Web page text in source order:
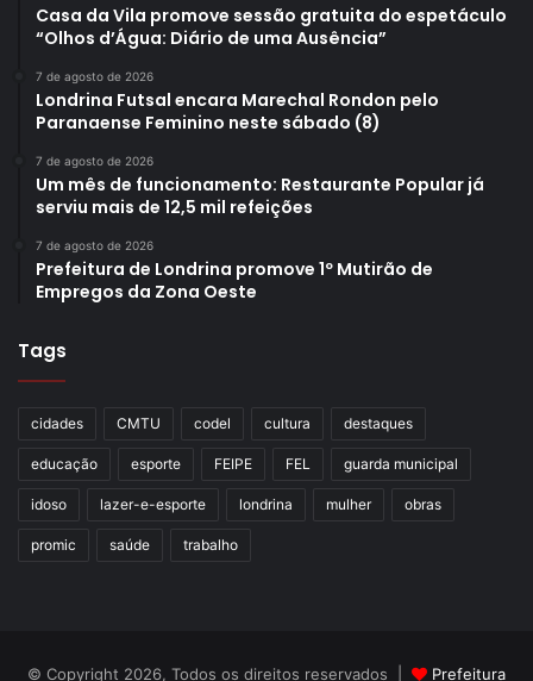
Casa da Vila promove sessão gratuita do espetáculo
“Olhos d’Água: Diário de uma Ausência”
7 de agosto de 2026
Londrina Futsal encara Marechal Rondon pelo
Paranaense Feminino neste sábado (8)
7 de agosto de 2026
Um mês de funcionamento: Restaurante Popular já
serviu mais de 12,5 mil refeições
7 de agosto de 2026
Prefeitura de Londrina promove 1º Mutirão de
Empregos da Zona Oeste
Tags
cidades CMTU codel cultura destaques
educação esporte FEIPE FEL guarda municipal
idoso lazer-e-esporte londrina mulher obras
promic saúde trabalho
© Copyright 2026, Todos os direitos reservados | Prefeitura